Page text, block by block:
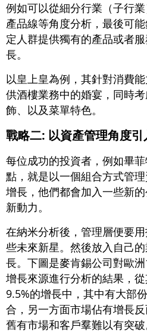
例如可以從細分行業（子行業
產品線等角度分析，最後可
定人群提供獨有的產品或者
長。
以皇上皇為例，其針對消費
供酒樓業務中的婚宴，同時
飾、以及菜單特色。
戰略二: 以資產管理角度
每位成功的投資者，例如畢
點，就是以一個組合方式管
增長，他們都會加入一些新
新動力。
在納米分析後，管理層便要
些未來新星。然後放入自己
長。下圖是麥肯錫公司對歐
增長來源進行分析的結果，
9.5%的增長中，其中有大部
合，另一方面市場佔有增長
舊有市場和客戶羣難以有突破